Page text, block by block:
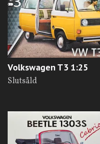
Volkswagen T3 1:25
Slutsåld